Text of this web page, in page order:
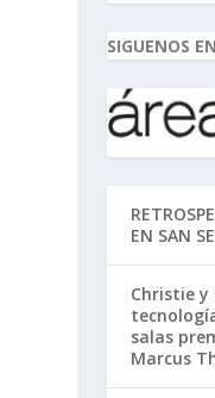
SIGUENOS
EN SAN
Christie y
salas
Marcus